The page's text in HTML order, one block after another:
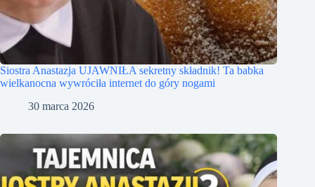
Siostra Anastazja UJAWNIŁA sekretny składnik! Ta babka
wielkanocna wywróciła internet do góry nogami
30 marca 2026